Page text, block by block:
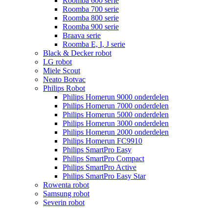
Roomba 700 serie
Roomba 800 serie
Roomba 900 serie
Braava serie
Roomba E, I, J serie
Black & Decker robot
LG robot
Miele Scout
Neato Botvac
Philips Robot
Philips Homerun 9000 onderdelen
Philips Homerun 7000 onderdelen
Philips Homerun 5000 onderdelen
Philips Homerun 3000 onderdelen
Philips Homerun 2000 onderdelen
Philips Homerun FC9910
Philips SmartPro Easy
Philips SmartPro Compact
Philips SmartPro Active
Philips SmartPro Easy Star
Rowenta robot
Samsung robot
Severin robot